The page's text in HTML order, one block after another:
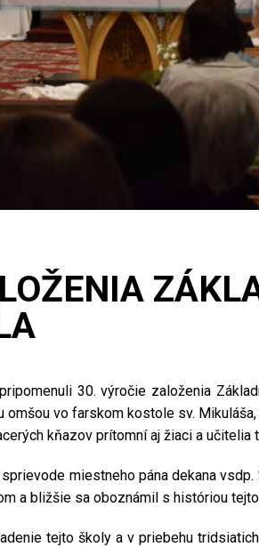
30. výročie založenia
omšou vo farskom kostole sv.
kňazov prítomní aj žiaci a učitelia
miestneho pána dekana
a bližšie sa oboznámil s históriou
tejto školy a v priebehu